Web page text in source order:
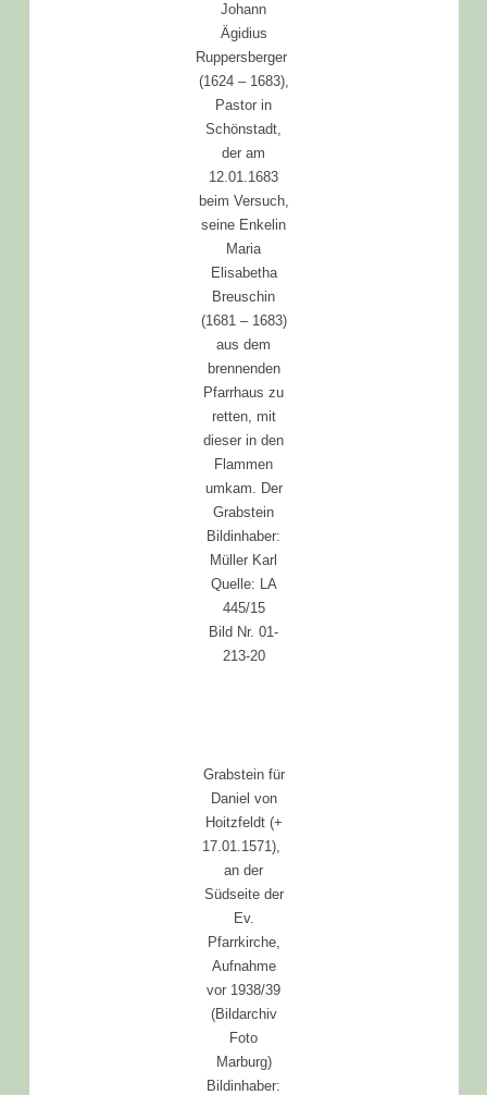
Johann
Ägidius
Ruppersberger
(1624 – 1683),
Pastor in
Schönstadt,
der am
12.01.1683
beim Versuch,
seine Enkelin
Maria
Elisabetha
Breuschin
(1681 – 1683)
aus dem
brennenden
Pfarrhaus zu
retten, mit
dieser in den
Flammen
umkam. Der
Grabstein
Bildinhaber:
Müller Karl
Quelle: LA
445/15
Bild Nr. 01-
213-20
Grabstein für
Daniel von
Hoitzfeldt (+
17.01.1571),
an der
Südseite der
Ev.
Pfarrkirche,
Aufnahme
vor 1938/39
(Bildarchiv
Foto
Marburg)
Bildinhaber: